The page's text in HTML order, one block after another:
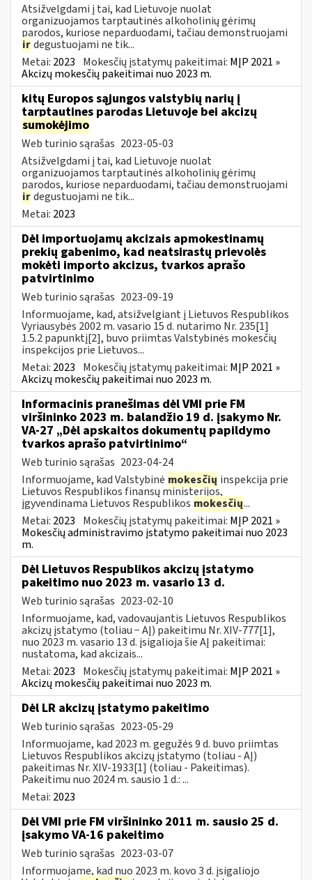
Atsižvelgdami į tai, kad Lietuvoje nuolat
organizuojamos tarptautinės alkoholinių gėrimų
parodos, kuriose neparduodami, tačiau demonstruojami
irdegustuojami ne tik...
Metai: 2023 Mokesčių įstatymų pakeitimai: MĮP 2021 »
Akcizų mokesčių pakeitimai nuo 2023 m.
kitų Europos sąjungos valstybių narių į
tarptautines parodas Lietuvoje bei akcizų
sumokėjimo
Web turinio sąrašas 2023-05-03
Atsižvelgdami į tai, kad Lietuvoje nuolat
organizuojamos tarptautinės alkoholinių gėrimų
parodos, kuriose neparduodami, tačiau demonstruojami
irdegustuojami ne tik...
Metai: 2023
Dėl importuojamų akcizais apmokestinamų
prekių gabenimo, kad neatsirastų prievolės
mokėti importo akcizus, tvarkos aprašo
patvirtinimo
Web turinio sąrašas 2023-09-19
Informuojame, kad, atsižvelgiant į Lietuvos Respublikos
Vyriausybės 2002 m. vasario 15 d. nutarimo Nr. 235[1]
1.5.2 papunktį[2], buvo priimtas Valstybinės mokesčių
inspekcijos prie Lietuvos...
Metai: 2023 Mokesčių įstatymų pakeitimai: MĮP 2021 »
Akcizų mokesčių pakeitimai nuo 2023 m.
Informacinis pranešimas dėl VMI prie FM
viršininko 2023 m. balandžio 19 d. įsakymo Nr.
VA-27 „Dėl apskaitos dokumentų papildymo
tvarkos aprašo patvirtinimo“
Web turinio sąrašas 2023-04-24
Informuojame, kad Valstybinė mokesčių inspekcija prie
Lietuvos Respublikos finansų ministerijos,
įgyvendinama Lietuvos Respublikos mokesčių...
Metai: 2023 Mokesčių įstatymų pakeitimai: MĮP 2021 »
Mokesčių administravimo įstatymo pakeitimai nuo 2023
m.
Dėl Lietuvos Respublikos akcizų įstatymo
pakeitimo nuo 2023 m. vasario 13 d.
Web turinio sąrašas 2023-02-10
Informuojame, kad, vadovaujantis Lietuvos Respublikos
akcizų įstatymo (toliau − AĮ) pakeitimu Nr. XIV-777[1],
nuo 2023 m. vasario 13 d. įsigalioja šie AĮ pakeitimai:
nustatoma, kad akcizais...
Metai: 2023 Mokesčių įstatymų pakeitimai: MĮP 2021 »
Akcizų mokesčių pakeitimai nuo 2023 m.
Dėl LR akcizų įstatymo pakeitimo
Web turinio sąrašas 2023-05-29
Informuojame, kad 2023 m. gegužės 9 d. buvo priimtas
Lietuvos Respublikos akcizų įstatymo (toliau - AĮ)
pakeitimas Nr. XIV-1933[1] (toliau - Pakeitimas).
Pakeitimu nuo 2024 m. sausio 1 d.: ...
Metai: 2023
Dėl VMI prie FM viršininko 2011 m. sausio 25 d.
įsakymo VA-16 pakeitimo
Web turinio sąrašas 2023-03-07
Informuojame, kad nuo 2023 m. kovo 3 d. įsigaliojo